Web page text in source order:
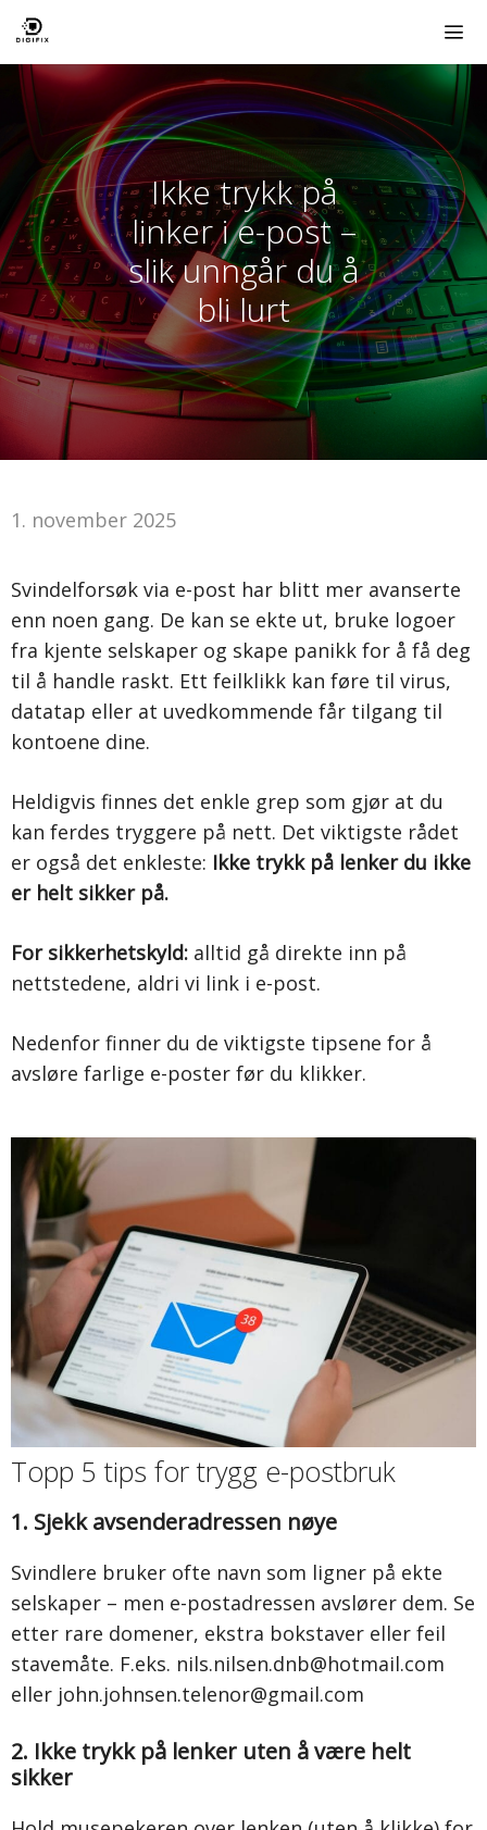
Hopp
til
innhold
Ikke trykk på
linker i e-post –
slik unngår du å
bli lurt
1. november 2025
Svindelforsøk via e-post har blitt mer avanserte
enn noen gang. De kan se ekte ut, bruke logoer
fra kjente selskaper og skape panikk for å få deg
til å handle raskt. Ett feilklikk kan føre til virus,
datatap eller at uvedkommende får tilgang til
kontoene dine.
Heldigvis finnes det enkle grep som gjør at du
kan ferdes tryggere på nett. Det viktigste rådet
er også det enkleste: Ikke trykk på lenker du ikke
er helt sikker på.
For sikkerhetskyld: alltid gå direkte inn på
nettstedene, aldri vi link i e-post.
Nedenfor finner du de viktigste tipsene for å
avsløre farlige e-poster før du klikker.
Topp 5 tips for trygg e-postbruk
1. Sjekk avsenderadressen nøye
Svindlere bruker ofte navn som ligner på ekte
selskaper – men e-postadressen avslører dem. Se
etter rare domener, ekstra bokstaver eller feil
stavemåte. F.eks. nils.nilsen.dnb@hotmail.com
eller john.johnsen.telenor@gmail.com
2. Ikke trykk på lenker uten å være helt
sikker